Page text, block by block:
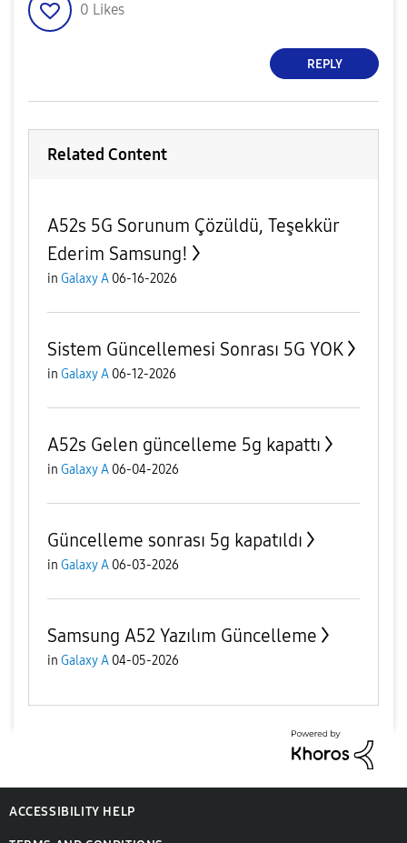
0 Likes
REPLY
Related Content
A52s 5G Sorunum Çözüldü, Teşekkür
Ederim Samsung!
in Galaxy A 06-16-2026
Sistem Güncellemesi Sonrası 5G YOK
in Galaxy A 06-12-2026
A52s Gelen güncelleme 5g kapattı
in Galaxy A 06-04-2026
Güncelleme sonrası 5g kapatıldı
in Galaxy A 06-03-2026
Samsung A52 Yazılım Güncelleme
in Galaxy A 04-05-2026
ACCESSIBILITY HELP